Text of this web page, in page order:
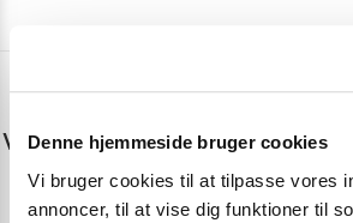
Denne hjemmeside bruger cookies
Vi bruger cookies til at tilpasse vores
annoncer, til at vise dig funktioner til
Vi er lige her. Kundeservice sidder
Personlig rådgivning med